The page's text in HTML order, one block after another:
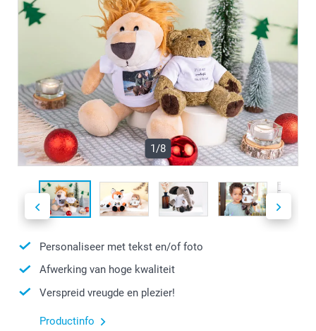
1/8
Personaliseer met tekst en/of foto
Afwerking van hoge kwaliteit
Verspreid vreugde en plezier!
Productinfo